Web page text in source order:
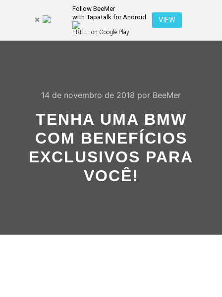
Follow BeeMer
with Tapatalk for Android
FREE - on Google Play
VIEW
14 de novembro de 2018 por BeeMer
TENHA UMA BMW
COM BENEFÍCIOS
EXCLUSIVOS PARA
VOCÊ!